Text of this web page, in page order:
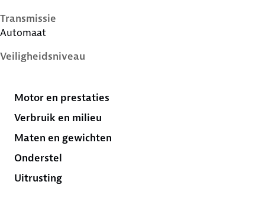
Transmissie
Automaat
Veiligheidsniveau
Motor en prestaties
Verbruik en milieu
Maten en gewichten
Onderstel
Uitrusting